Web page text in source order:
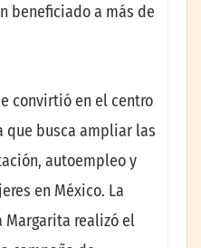
beneficiado a más de
convirtió en el centro
busca ampliar las
autoempleo y
en México. La
Margarita realizó el